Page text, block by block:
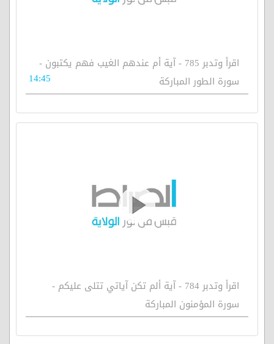
اقرأ وتدبر 785 - آية أم عندهم الغيب فهم يكتبون -
سورة الطور المباركة
14:45
اقرأ وتدبر 784 - آية ألم تكن آياتي تتلى عليكم -
سورة المؤمنون المباركة